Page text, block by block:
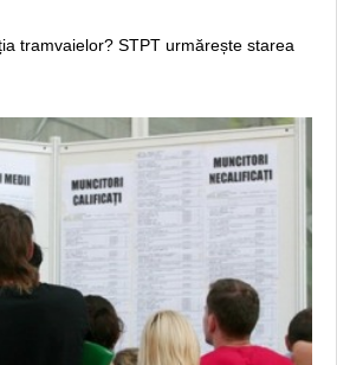
tramvaielor? STPT urmărește starea